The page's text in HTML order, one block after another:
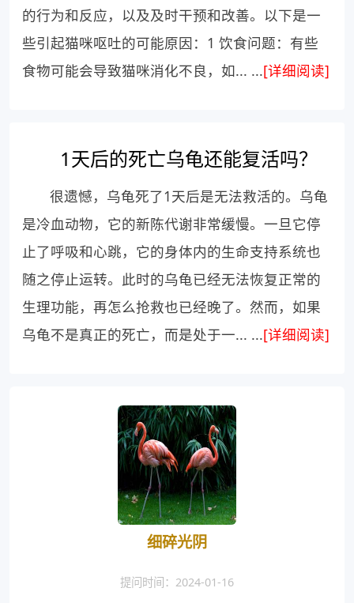
的行为和反应，以及及时干预和改善。以下是一
些引起猫咪呕吐的可能原因：1 饮食问题：有些
食物可能会导致猫咪消化不良，如... ...[详细阅读]
1天后的死亡乌龟还能复活吗？
很遗憾，乌龟死了1天后是无法救活的。乌龟
是冷血动物，它的新陈代谢非常缓慢。一旦它停
止了呼吸和心跳，它的身体内的生命支持系统也
随之停止运转。此时的乌龟已经无法恢复正常的
生理功能，再怎么抢救也已经晚了。然而，如果
乌龟不是真正的死亡，而是处于一... ...[详细阅读]
细碎光阴
提问时间：2024-01-16